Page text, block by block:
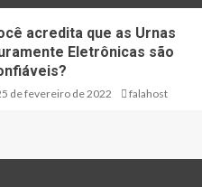
acredita que as Urnas
Eletrônicas são
de fevereiro de 2022 falahost